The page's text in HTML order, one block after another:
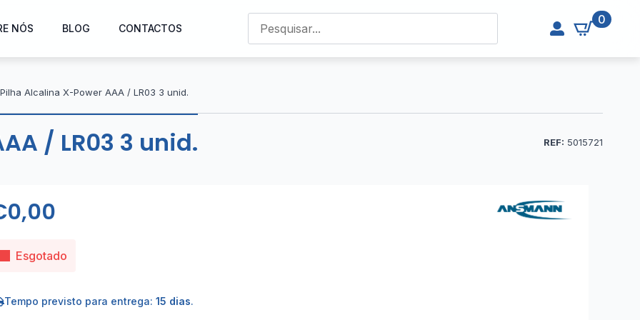
NÓS BLOG CONTACTOS
0
Pilha Alcalina X-Power AAA / LR03 3 unid.
/ LR03 3 unid. REF: 5015721
0,00
Esgotado
Tempo previsto para entrega: 15 dias.